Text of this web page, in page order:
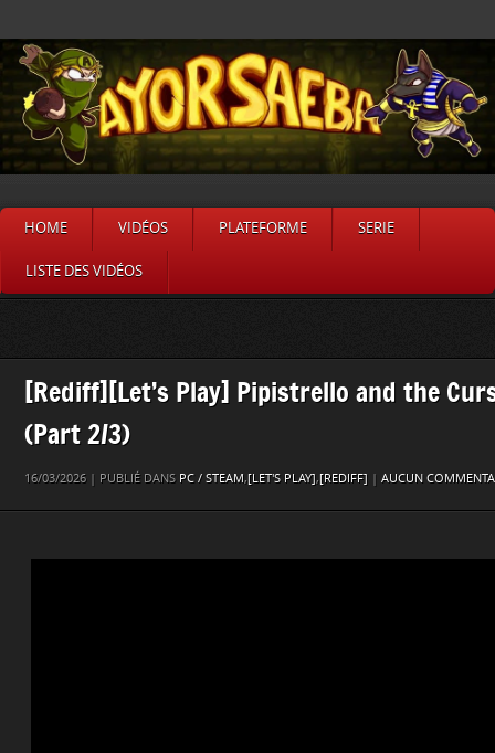
HOME VIDÉOS PLATEFORME SERIE
LISTE DES VIDÉOS
[Rediff][Let’s Play] Pipistrello and the
(Part 2/3)
16/03/2026 | PUBLIÉ DANS PC / STEAM,[LET'S PLAY],[REDIFF] AUCUN